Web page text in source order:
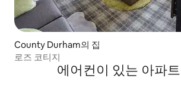
County Durham의 집
로즈 코티지
에어컨이 있는 아파